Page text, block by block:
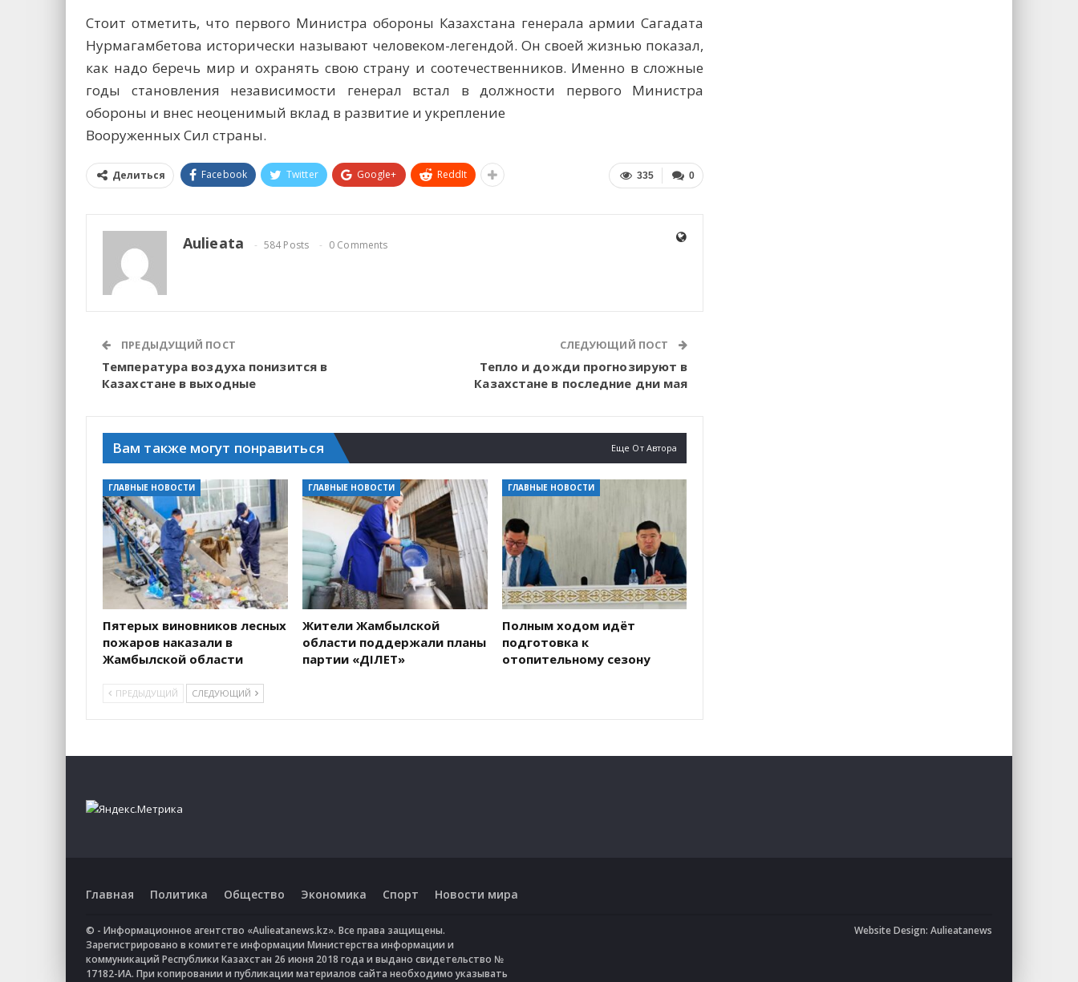
Стоит отметить, что первого Министра обороны Казахстана генерала армии Сагадата
Нурмагамбетова исторически называют человеком-легендой. Он своей жизнью показал,
как надо беречь мир и охранять свою страну и соотечественников. Именно в сложные
годы становления независимости генерал встал в должности первого Министра
обороны и внес неоценимый вклад в развитие и укрепление
Вооруженных Сил страны.
0
335
Делиться Facebook Twitter Google+ ReddIt
Aulieata 584 Posts 0 Comments
ПРЕДЫДУЩИЙ ПОСТ
Температура воздуха понизится в
Казахстане в выходные
СЛЕДУЮЩИЙ ПОСТ
Тепло и дожди прогнозируют в
Казахстане в последние дни мая
Вам также могут понравиться Еще От Автора
ГЛАВНЫЕ НОВОСТИ
Пятерых виновников лесных
пожаров наказали в
Жамбылской области
ГЛАВНЫЕ НОВОСТИ
Жители Жамбылской
области поддержали планы
партии «ӘДІЛЕТ»
ГЛАВНЫЕ НОВОСТИ
Полным ходом идёт
подготовка к
отопительному сезону
ПРЕДЫДУЩИЙ СЛЕДУЮЩИЙ
Главная Политика Общество Экономика Спорт Новости мира
© - Информационное агентство «Aulieatanews.kz». Все права защищены.
Зарегистрировано в комитете информации Министерства информации и
коммуникаций Республики Казахстан 26 июня 2018 года и выдано свидетельство №
17182-ИА. При копировании и публикации материалов сайта необходимо указывать
Website Design: Aulieatanews